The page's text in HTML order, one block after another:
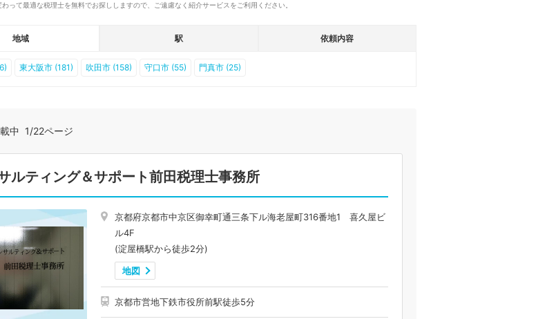
って最適な税理士を無料でお探ししますので、ご遠慮なく紹介サービスをご利用ください。
地域 駅 依頼内容
東大阪市 (181) 吹田市 (158) 守口市 (55) 門真市 (25)
中 1/22ページ
ルティング＆サポート前田税理士事務所
京都府京都市中京区御幸町通三条下ル海老屋町316番地1 喜久屋ビ
ル4F
(淀屋橋駅から徒歩2分)
地図
京都市営地下鉄市役所前駅徒歩5分